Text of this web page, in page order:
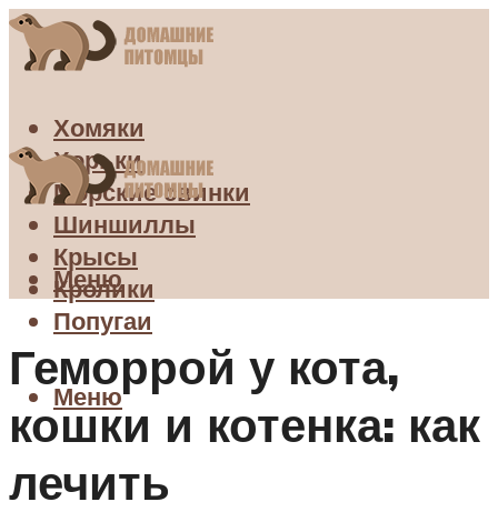
Хомяки
Хорьки
Морские свинки
Шиншиллы
Крысы
Кролики
Попугаи
Меню
Меню
Геморрой у кота,
кошки и котенка: как
лечить